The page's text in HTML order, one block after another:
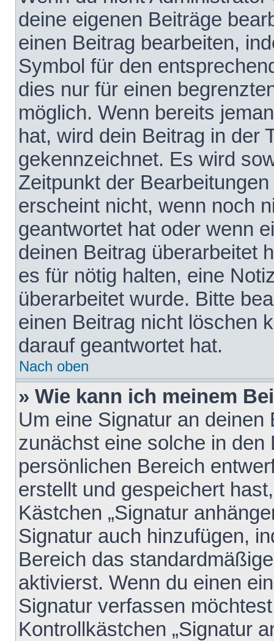
deine eigenen Beiträge
einen Beitrag bearbeiten,
Symbol für den
dies nur für einen
möglich. Wenn bereits
hat, wird dein Beitrag in der
gekennzeichnet. Es wird
Zeitpunkt der
erscheint nicht, wenn noch
geantwortet hat oder wenn
deinen Beitrag überarbeitet
es für nötig halten, eine
überarbeitet wurde. Bitte
einen Beitrag nicht löschen
darauf geantwortet hat.
Nach oben
» Wie kann ich meinem
Um eine Signatur an
zunächst eine solche in den
persönlichen Bereich
erstellt und gespeichert
Kästchen „Signatur
Signatur auch hinzufügen,
Bereich das
aktivierst. Wenn du einen
Signatur verfassen
Kontrollkästchen „Signatur